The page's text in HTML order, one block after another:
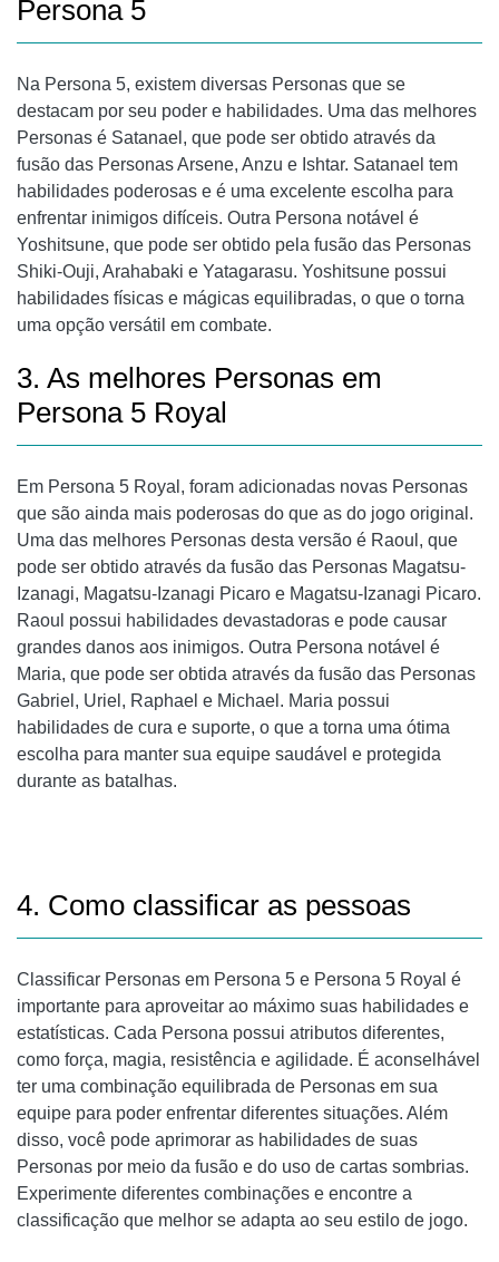
Persona 5
Na Persona 5, existem diversas Personas que se
destacam por seu poder e habilidades. Uma das melhores
Personas é Satanael, que pode ser obtido através da
fusão das Personas Arsene, Anzu e Ishtar. Satanael tem
habilidades poderosas e é uma excelente escolha para
enfrentar inimigos difíceis. Outra Persona notável é
Yoshitsune, que pode ser obtido pela fusão das Personas
Shiki-Ouji, Arahabaki e Yatagarasu. Yoshitsune possui
habilidades físicas e mágicas equilibradas, o que o torna
uma opção versátil em combate.
3. As melhores Personas em
Persona 5 Royal
Em Persona 5 Royal, foram adicionadas novas Personas
que são ainda mais poderosas do que as do jogo original.
Uma das melhores Personas desta versão é Raoul, que
pode ser obtido através da fusão das Personas Magatsu-
Izanagi, Magatsu-Izanagi Picaro e Magatsu-Izanagi Picaro.
Raoul possui habilidades devastadoras e pode causar
grandes danos aos inimigos. Outra Persona notável é
Maria, que pode ser obtida através da fusão das Personas
Gabriel, Uriel, Raphael e Michael. Maria possui
habilidades de cura e suporte, o que a torna uma ótima
escolha para manter sua equipe saudável e protegida
durante as batalhas.
4. Como classificar as pessoas
Classificar Personas em Persona 5 e Persona 5 Royal é
importante para aproveitar ao máximo suas habilidades e
estatísticas. Cada Persona possui atributos diferentes,
como força, magia, resistência e agilidade. É aconselhável
ter uma combinação equilibrada de Personas em sua
equipe para poder enfrentar diferentes situações. Além
disso, você pode aprimorar as habilidades de suas
Personas por meio da fusão e do uso de cartas sombrias.
Experimente diferentes combinações e encontre a
classificação que melhor se adapta ao seu estilo de jogo.